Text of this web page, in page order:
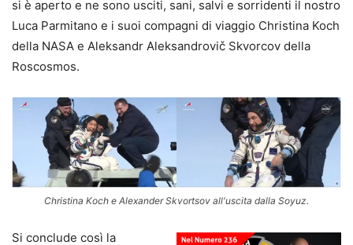
si è aperto e ne sono usciti, sani, salvi e sorridenti il nostro
Luca Parmitano e i suoi compagni di viaggio Christina Koch
della NASA e Aleksandr Aleksandrovič Skvorcov della
Roscosmos.
Christina Koch e Alexander Skvortsov all'uscita dalla Soyuz.
Si conclude così la